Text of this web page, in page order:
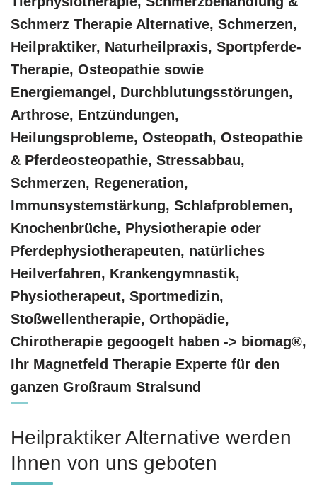
Schmerz Therapie Alternative, Schmerzen,
Heilpraktiker, Naturheilpraxis, Sportpferde-
Therapie, Osteopathie sowie
Energiemangel, Durchblutungsstörungen,
Arthrose, Entzündungen,
Heilungsprobleme, Osteopath, Osteopathie
& Pferdeosteopathie, Stressabbau,
Schmerzen, Regeneration,
Immunsystemstärkung, Schlafproblemen,
Knochenbrüche, Physiotherapie oder
Pferdephysiotherapeuten, natürliches
Heilverfahren, Krankengymnastik,
Physiotherapeut, Sportmedizin,
Stoßwellentherapie, Orthopädie,
Chirotherapie gegoogelt haben -> biomag®,
Ihr Magnetfeld Therapie Experte für den
ganzen Großraum Stralsund
Heilpraktiker Alternative werden
Ihnen von uns geboten